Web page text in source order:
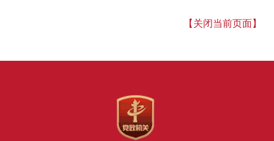
【关闭当前页面】